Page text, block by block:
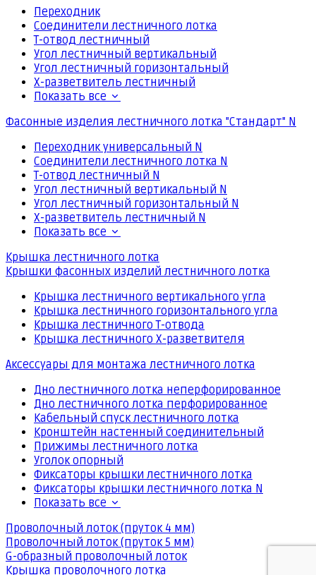
Переходник
Соединители лестничного лотка
Т-отвод лестничный
Угол лестничный вертикальный
Угол лестничный горизонтальный
Х-разветвитель лестничный
Показать все
Фасонные изделия лестничного лотка "Стандарт" N
Переходник универсальный N
Соединители лестничного лотка N
Т-отвод лестничный N
Угол лестничный вертикальный N
Угол лестничный горизонтальный N
Х-разветвитель лестничный N
Показать все
Крышка лестничного лотка
Крышки фасонных изделий лестничного лотка
Крышка лестничного вертикального угла
Крышка лестничного горизонтального угла
Крышка лестничного Т-отвода
Крышка лестничного Х-разветвителя
Аксессуары для монтажа лестничного лотка
Дно лестничного лотка неперфорированное
Дно лестничного лотка перфорированное
Кабельный спуск лестничного лотка
Кронштейн настенный соединительный
Прижимы лестничного лотка
Уголок опорный
Фиксаторы крышки лестничного лотка
Фиксаторы крышки лестничного лотка N
Показать все
Проволочный лоток (пруток 4 мм)
Проволочный лоток (пруток 5 мм)
G-образный проволочный лоток
Крышка проволочного лотка